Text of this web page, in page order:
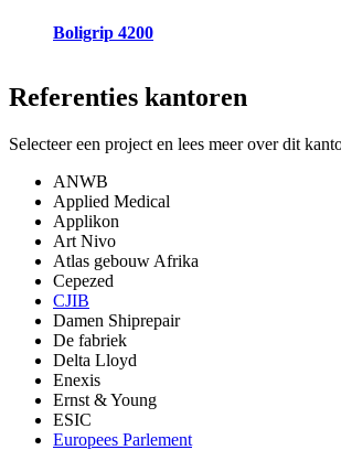
Boligrip 4200
Referenties kantoren
Selecteer een project en lees meer over dit
ANWB
Applied Medical
Applikon
Art Nivo
Atlas gebouw Afrika
Cepezed
CJIB
Damen Shiprepair
De fabriek
Delta Lloyd
Enexis
Ernst & Young
ESIC
Europees Parlement